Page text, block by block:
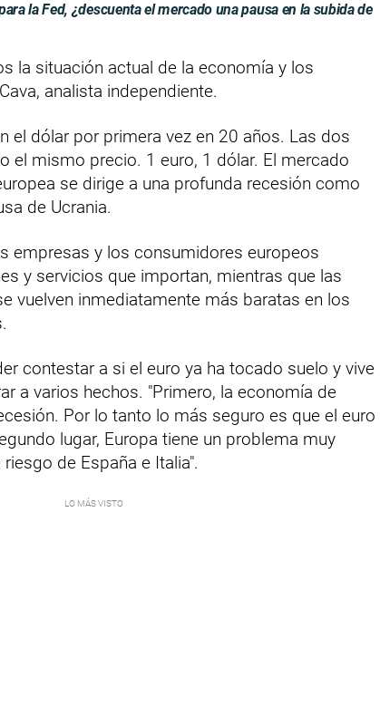
la Fed, ¿descuenta el mercado una pausa en la subida de
la situación actual de la economía y los
analista independiente.
el dólar por primera vez en 20 años. Las dos
el mismo precio. 1 euro, 1 dólar. El mercado
se dirige a una profunda recesión como
de Ucrania.
empresas y los consumidores europeos
y servicios que importan, mientras que las
vuelven inmediatamente más baratas en los
contestar a si el euro ya ha tocado suelo y vive
a varios hechos. "Primero, la economía de
Por lo tanto lo más seguro es que el euro
lugar, Europa tiene un problema muy
de España e Italia".